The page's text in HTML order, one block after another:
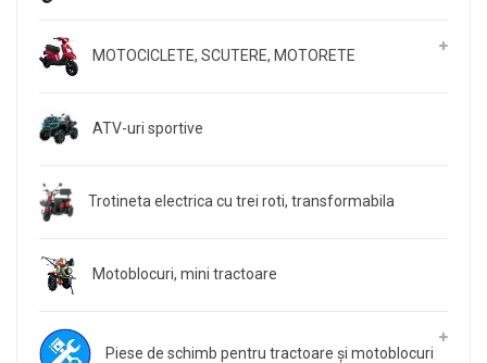
MOTOCICLETE, SCUTERE, MOTORETE
ATV-uri sportive
Trotineta electrica cu trei roti, transformabila
Motoblocuri, mini tractoare
Piese de schimb pentru tractoare și motoblocuri